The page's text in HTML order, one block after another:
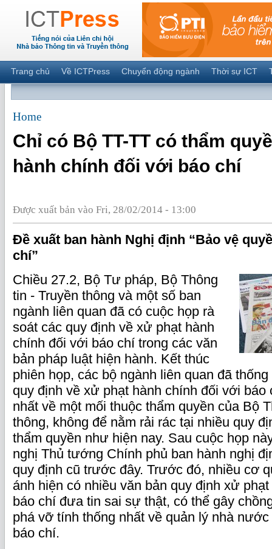
Trang chủ Về ICTPress Chuyển động ngành Thời sự ICT
Home
Chỉ có Bộ TT-TT có thẩm
hành chính đối với báo chí
Được xuất bản vào Fri, 28/02/2014 - 13:00
Đề xuất ban hành Nghị định “Bảo vệ
chí”
Chiều 27.2, Bộ Tư pháp, Bộ Thông
tin - Truyền thông và một số ban
ngành liên quan đã có cuộc họp rà
soát các quy định về xử phạt hành
chính đối với báo chí trong các văn
bản pháp luật hiện hành. Kết thúc
phiên họp, các bộ ngành liên quan đã
quy định về xử phạt hành chính đối với báo
nhất về một mối thuộc thẩm quyền của Bộ
thông, không để nằm rải rác tại nhiều quy
thẩm quyền như hiện nay. Sau cuộc họp
nghị Thủ tướng Chính phủ ban hành nghị
quy định cũ trước đây. Trước đó, nhiều cơ
ánh hiện có nhiều văn bản quy định xử
báo chí đưa tin sai sự thật, có thể gây
phá vỡ tính thống nhất về quản lý nhà
báo chí.